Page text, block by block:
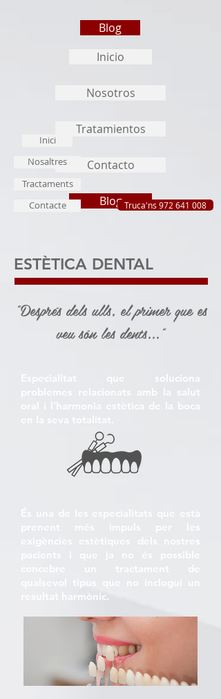
Blog
Inicio
Nosotros
Tratamientos
Contacto
Blog
Inici
Nosaltres
Tractaments
Contacte
Truca'ns 972 641 008
ESTÈTICA DENTAL
"Després dels ulls, el primer que es
veu són les dents..."
Especialitat que soluciona
problemes relacionats amb la salut
oral i l'harmonia estètica de la boca
qualsevol tipus que no inclogui un
resultat harmònic.